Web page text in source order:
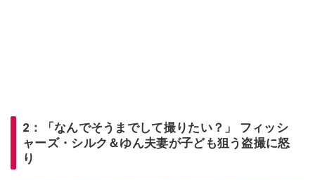
2：「なんでそうまでして撮りたい？」 フィッシ
ャーズ・シルク＆ゆん夫妻が子ども狙う盗撮に怒
り